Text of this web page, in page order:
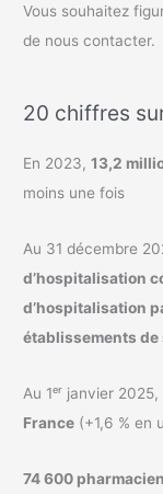
Vous souhaitez
de nous contacter.
20 chiffres
En 2023,13,2
moins une fois
Au 31 décembre
d’hospitalisation
d’hospitalisation
établissements de
Au 1ᵉʳ janvier
France (+1,6 % en
74 600